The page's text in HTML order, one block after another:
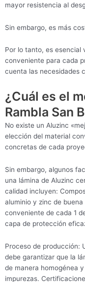
mayor resistencia al
Sin embargo, es más
Por lo tanto, es esencial
conveniente para cada
cuenta las necesidades
¿Cuál es el
Rambla San
No existe un Aluzinc
elección del material
concretas de cada
Sin embargo, algunos
una lámina de Aluzinc
calidad incluyen:
aluminio y zinc de
conveniente de cada 1
capa de protección
Proceso de producción:
debe garantizar que la
de manera homogénea
impurezas.